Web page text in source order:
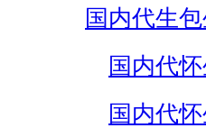
国内代生
国内代
国内代